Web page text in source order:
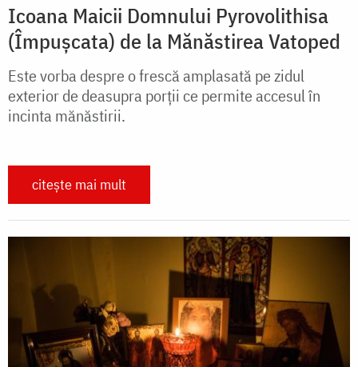
Icoana Maicii Domnului Pyrovolithisa
(Împușcata) de la Mănăstirea Vatoped
Este vorba despre o frescă amplasată pe zidul
exterior de deasupra porții ce permite accesul în
incinta mănăstirii.
citește mai mult